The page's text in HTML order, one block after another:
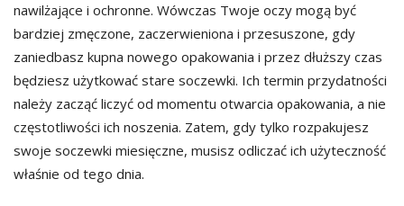
nawilżające i ochronne. Wówczas Twoje oczy mogą być
bardziej zmęczone, zaczerwieniona i przesuszone, gdy
zaniedbasz kupna nowego opakowania i przez dłuższy czas
będziesz użytkować stare soczewki. Ich termin przydatności
należy zacząć liczyć od momentu otwarcia opakowania, a nie
częstotliwości ich noszenia. Zatem, gdy tylko rozpakujesz
swoje soczewki miesięczne, musisz odliczać ich użyteczność
właśnie od tego dnia.